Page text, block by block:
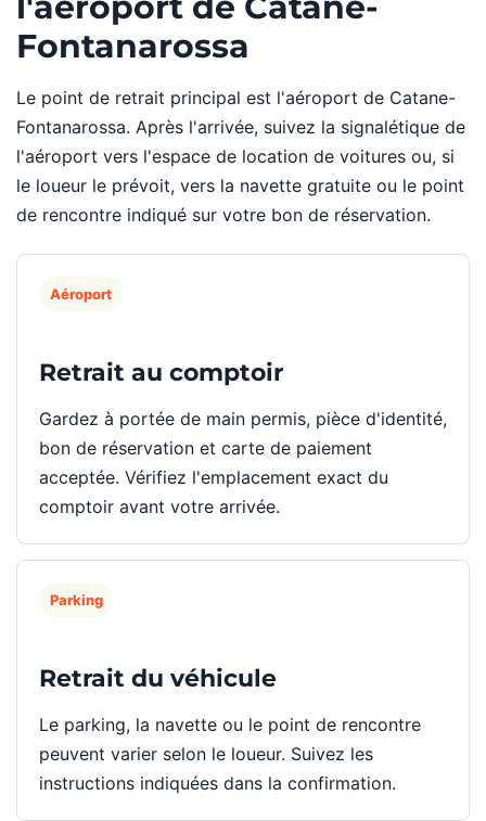
Fontanarossa
Le point de retrait principal est l'aéroport de Catane-
Fontanarossa. Après l'arrivée, suivez la signalétique de
l'aéroport vers l'espace de location de voitures ou, si
le loueur le prévoit, vers la navette gratuite ou le point
de rencontre indiqué sur votre bon de réservation.
Aéroport
Retrait au comptoir
Gardez à portée de main permis, pièce d'identité,
bon de réservation et carte de paiement
acceptée. Vérifiez l'emplacement exact du
comptoir avant votre arrivée.
Parking
Retrait du véhicule
Le parking, la navette ou le point de rencontre
peuvent varier selon le loueur. Suivez les
instructions indiquées dans la confirmation.